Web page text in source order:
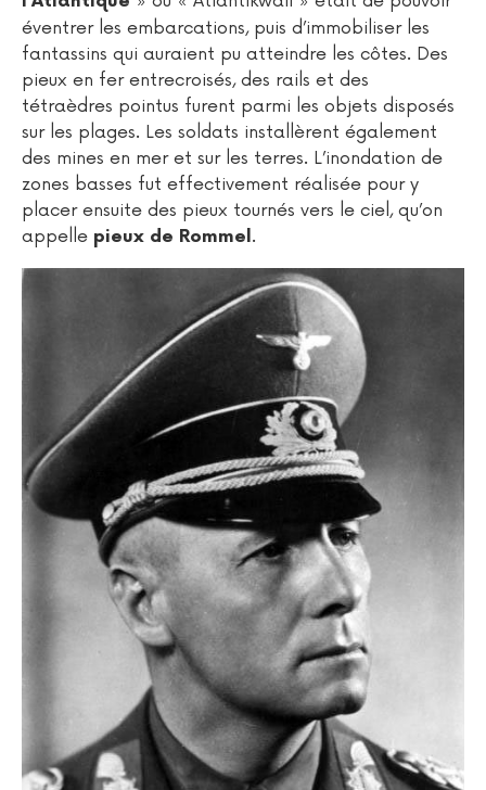
éventrer les embarcations, puis d’immobiliser les
fantassins qui auraient pu atteindre les côtes. Des
pieux en fer entrecroisés, des rails et des
tétraèdres pointus furent parmi les objets disposés
sur les plages. Les soldats installèrent également
des mines en mer et sur les terres. L’inondation de
zones basses fut effectivement réalisée pour y
placer ensuite des pieux tournés vers le ciel, qu’on
appelle pieux de Rommel.